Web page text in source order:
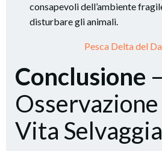
consapevoli dell’ambiente
disturbare gli animali.
Pesca Delta del
Conclusione –
Vita Selvaggia